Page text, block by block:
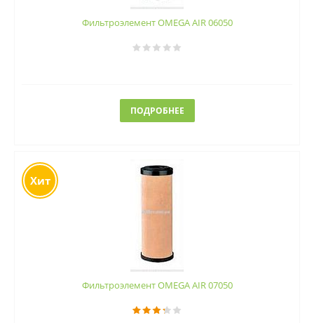
Фильтроэлемент OMEGA AIR 06050
ПОДРОБНЕЕ
Хит
Фильтроэлемент OMEGA AIR 07050